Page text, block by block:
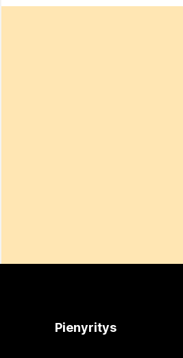
Pienyritys